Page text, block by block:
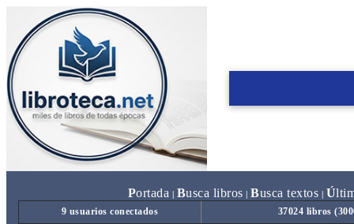
Portada Busca libros Busca textos Ú
9 usuarios conectados 37024 libros